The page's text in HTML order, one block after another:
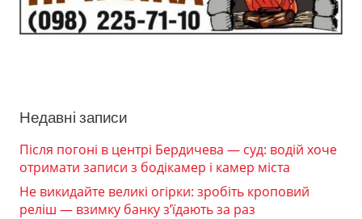
Недавні записи
Після погоні в центрі Бердичева — суд: водій хоче
отримати записи з бодікамер і камер міста
Не викидайте великі огірки: зробіть кроповий
реліш — взимку банку з’їдають за раз